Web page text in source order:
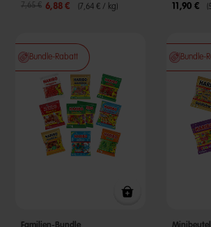
Reduzierter Preis von
7,65 €bis6,88 € (7,64 € / kg) 11,90 €
Bundle-Rabatt Bundle-